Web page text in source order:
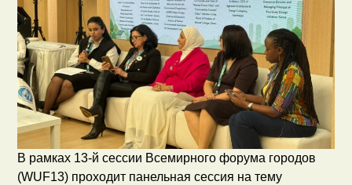
В рамках 13-й сессии Всемирного форума городов
(WUF13) проходит панельная сессия на тему